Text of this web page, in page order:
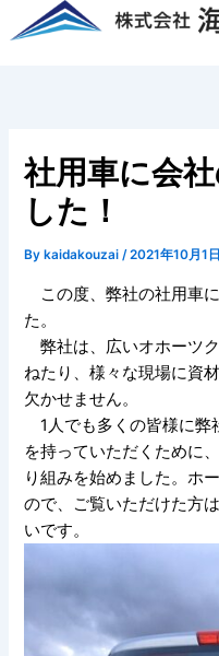
容
社用車に会
した！
By kaidakouzai/2021年10月1日
この度、弊社の社用車
た。
弊社は、広いオホーツ
ねたり、様々な現場に資
欠かせません。
1人でも多くの皆様に弊
を持っていただくために
り組みを始めました。ホ
ので、ご覧いただけた方
いです。